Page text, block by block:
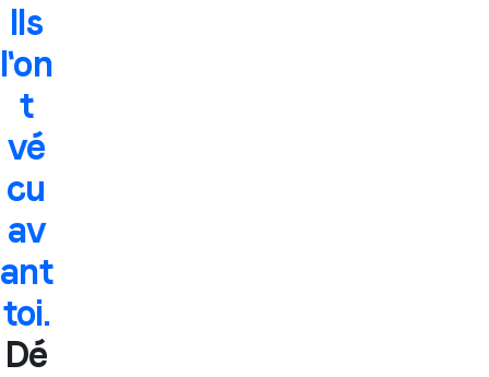
Ils
l'on
t
vé
cu
av
ant
toi.
Dé